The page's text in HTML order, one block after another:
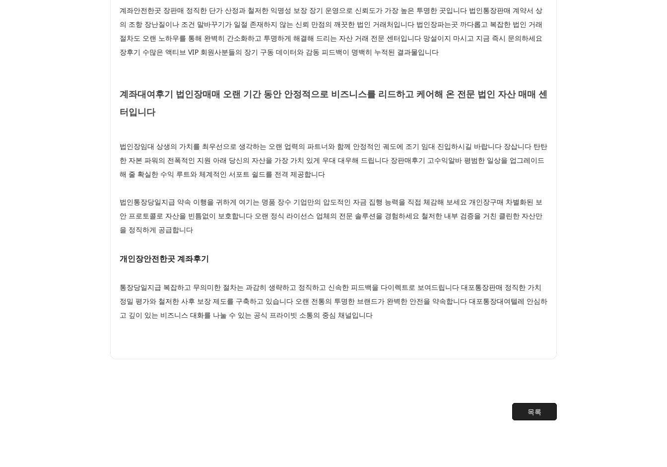
계좌안전한곳 장판매 정직한 단가 산정과 철저한 익명성 보장 장기 운영으로 신뢰도가 가장 높은 투명한 곳입니다 법인통장판매 계약서 상
의 조항 장난질이나 조건 말바꾸기가 일절 존재하지 않는 신뢰 만점의 깨끗한 법인 거래처입니다 법인장파는곳 까다롭고 복잡한 법인 거래
절차도 오랜 노하우를 통해 완벽히 간소화하고 투명하게 해결해 드리는 자산 거래 전문 센터입니다 망설이지 마시고 지금 즉시 문의하세요
장후기 수많은 액티브 VIP 회원사분들의 장기 구동 데이터와 감동 피드백이 명백히 누적된 결과물입니다
계좌대여후기 법인장매매 오랜 기간 동안 안정적으로 비즈니스를 리드하고 케어해 온 전문 법인 자산 매매 센
터입니다
법인장임대 상생의 가치를 최우선으로 생각하는 오랜 업력의 파트너와 함께 안정적인 궤도에 조기 임대 진입하시길 바랍니다 장삽니다 탄탄
한 자본 파워의 전폭적인 지원 아래 당신의 자산을 가장 가치 있게 우대 대우해 드립니다 장판매후기 고수익알바 평범한 일상을 업그레이드
해 줄 확실한 수익 루트와 체계적인 서포트 쉴드를 전격 제공합니다
법인통장당일지급 약속 이행을 귀하게 여기는 명품 장수 기업만의 압도적인 자금 집행 능력을 직접 체감해 보세요 개인장구매 차별화된 보
안 프로토콜로 자산을 빈틈없이 보호합니다 오랜 정식 라이선스 업체의 전문 솔루션을 경험하세요 철저한 내부 검증을 거친 클린한 자산만
을 정직하게 공급합니다
개인장안전한곳 계좌후기
통장당일지급 복잡하고 무의미한 절차는 과감히 생략하고 정직하고 신속한 피드백을 다이렉트로 보여드립니다 대포통장판매 정직한 가치
정밀 평가와 철저한 사후 보장 제도를 구축하고 있습니다 오랜 전통의 투명한 브랜드가 완벽한 안전을 약속합니다 대포통장대여텔레 안심하
고 깊이 있는 비즈니스 대화를 나눌 수 있는 공식 프라이빗 소통의 중심 채널입니다
목록